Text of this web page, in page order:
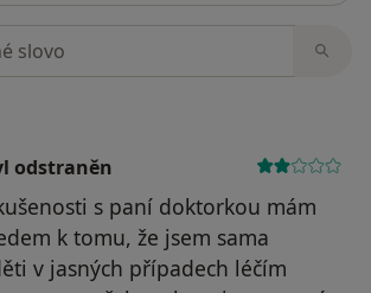
odstraněn
s paní doktorkou mám
k tomu, že jsem sama
v jasných případech léčím